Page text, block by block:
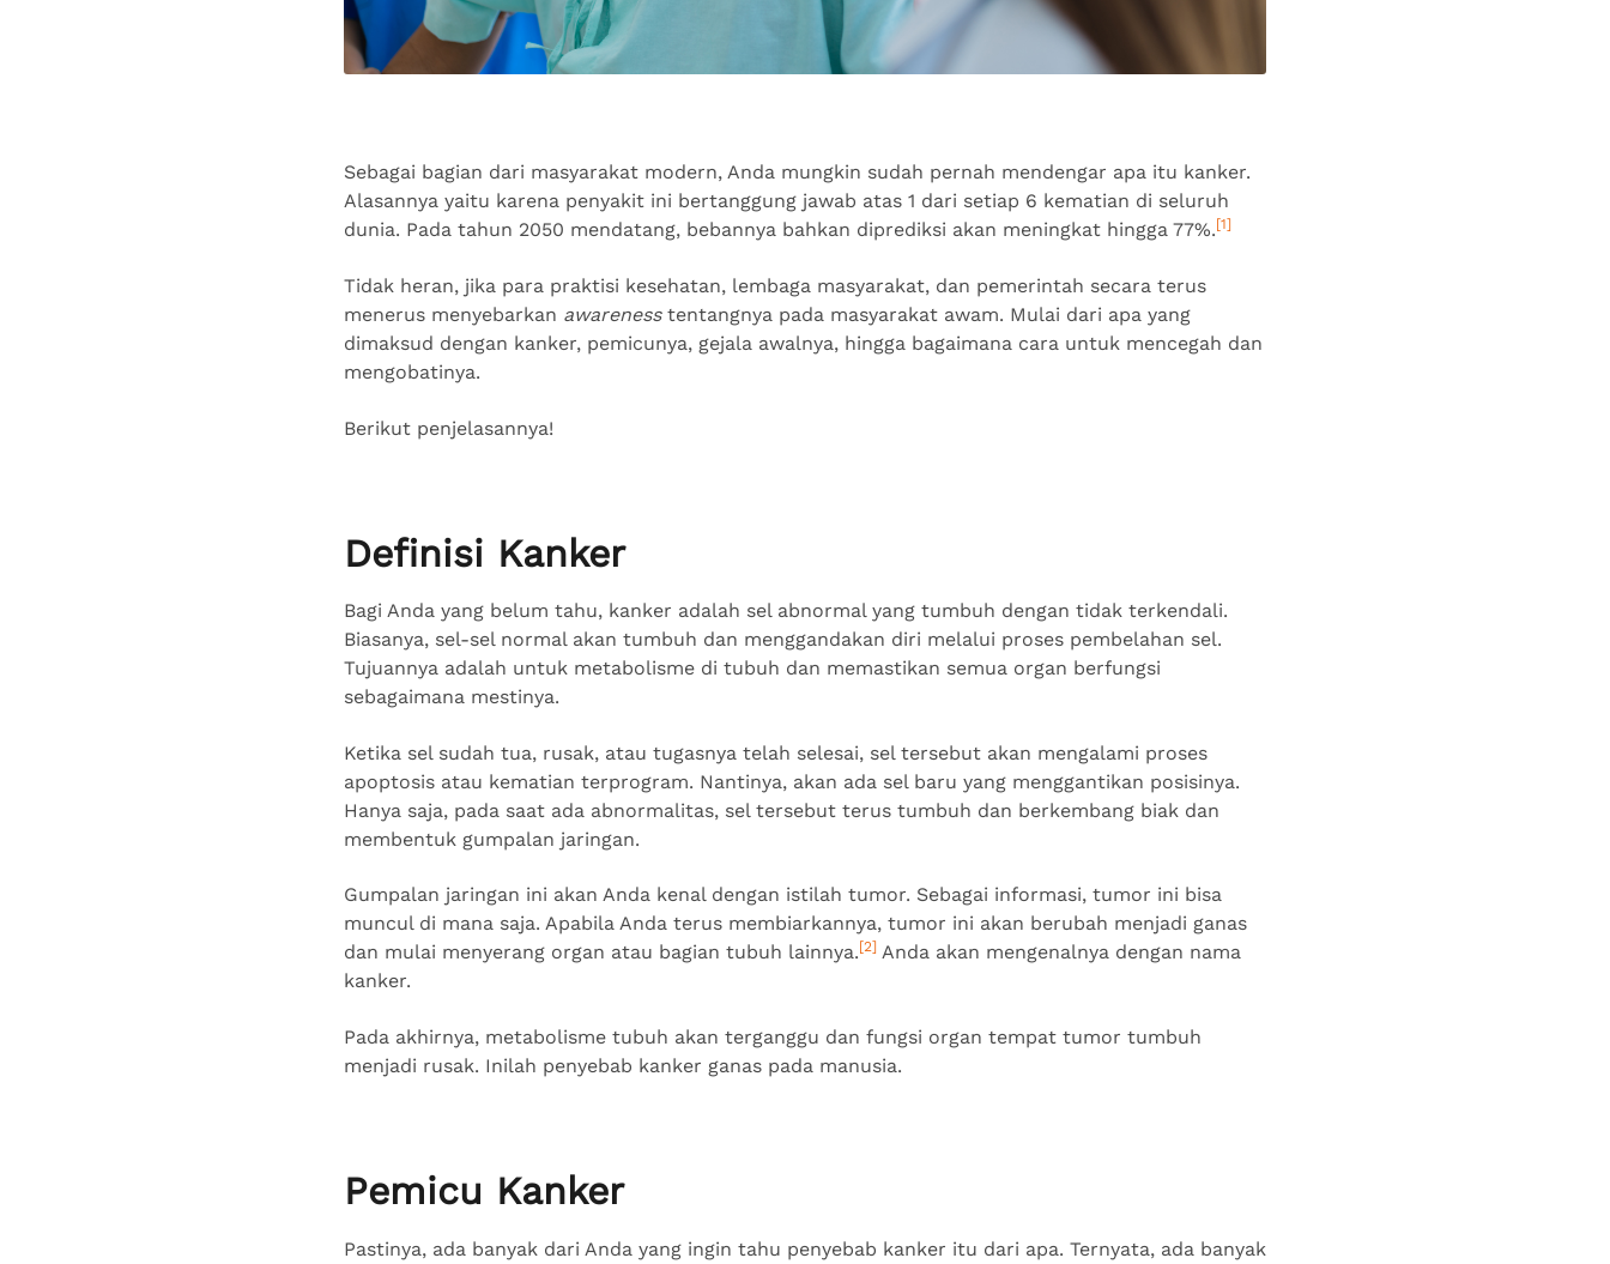
Sebagai bagian dari masyarakat modern, Anda mungkin sudah pernah mendengar apa itu kanker.
Alasannya yaitu karena penyakit ini bertanggung jawab atas 1 dari setiap 6 kematian di seluruh
dunia. Pada tahun 2050 mendatang, bebannya bahkan diprediksi akan meningkat hingga 77%.[1]
Tidak heran, jika para praktisi kesehatan, lembaga masyarakat, dan pemerintah secara terus
menerus menyebarkan awarenesstentangnya pada masyarakat awam. Mulai dari apa yang
dimaksud dengan kanker, pemicunya, gejala awalnya, hingga bagaimana cara untuk mencegah dan
mengobatinya.
Berikut penjelasannya!
Definisi Kanker
Bagi Anda yang belum tahu, kanker adalah sel abnormal yang tumbuh dengan tidak terkendali.
Biasanya, sel-sel normal akan tumbuh dan menggandakan diri melalui proses pembelahan sel.
Tujuannya adalah untuk metabolisme di tubuh dan memastikan semua organ berfungsi
sebagaimana mestinya.
Ketika sel sudah tua, rusak, atau tugasnya telah selesai, sel tersebut akan mengalami proses
apoptosis atau kematian terprogram. Nantinya, akan ada sel baru yang menggantikan posisinya.
Hanya saja, pada saat ada abnormalitas, sel tersebut terus tumbuh dan berkembang biak dan
membentuk gumpalan jaringan.
Gumpalan jaringan ini akan Anda kenal dengan istilah tumor. Sebagai informasi, tumor ini bisa
muncul di mana saja. Apabila Anda terus membiarkannya, tumor ini akan berubah menjadi ganas
dan mulai menyerang organ atau bagian tubuh lainnya.[2] Anda akan mengenalnya dengan nama
kanker.
Pada akhirnya, metabolisme tubuh akan terganggu dan fungsi organ tempat tumor tumbuh
menjadi rusak. Inilah penyebab kanker ganas pada manusia.
Pemicu Kanker
Pastinya, ada banyak dari Anda yang ingin tahu penyebab kanker itu dari apa. Ternyata, ada banyak